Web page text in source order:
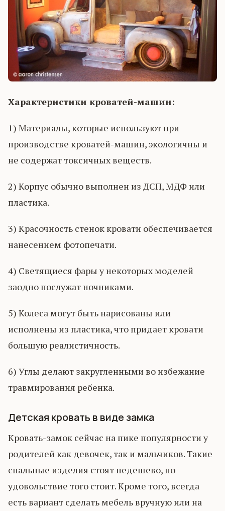
Характеристики кроватей-машин:
1) Материалы, которые используют при
производстве кроватей-машин, экологичны и
не содержат токсичных веществ.
2) Корпус обычно выполнен из ДСП, МДФ или
пластика.
3) Красочность стенок кровати обеспечивается
нанесением фотопечати.
4) Светящиеся фары у некоторых моделей
заодно послужат ночниками.
5) Колеса могут быть нарисованы или
исполнены из пластика, что придает кровати
большую реалистичность.
6) Углы делают закругленными во избежание
травмирования ребенка.
Детская кровать в виде замка
Кровать-замок сейчас на пике популярности у
родителей как девочек, так и мальчиков. Такие
спальные изделия стоят недешево, но
удовольствие того стоит. Кроме того, всегда
есть вариант сделать мебель вручную или на